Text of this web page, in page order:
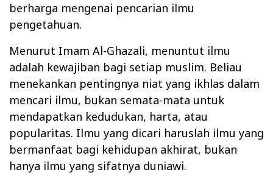
berharga mengenai pencarian ilmu
pengetahuan.
Menurut Imam Al-Ghazali, menuntut ilmu
adalah kewajiban bagi setiap muslim. Beliau
menekankan pentingnya niat yang ikhlas dalam
mencari ilmu, bukan semata-mata untuk
mendapatkan kedudukan, harta, atau
popularitas. Ilmu yang dicari haruslah ilmu yang
bermanfaat bagi kehidupan akhirat, bukan
hanya ilmu yang sifatnya duniawi.